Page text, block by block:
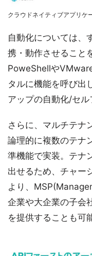
クラウドネイティブアプリケ
自動化については、
携・動作させること
PoweShellや
タルに機能を呼び出
アップの自動化/セル
さらに、マルチテナ
論理的に複数のテナ
準機能で実装。テナ
出せるため、チャー
より、
企業や大企業の子会
を提供することも可